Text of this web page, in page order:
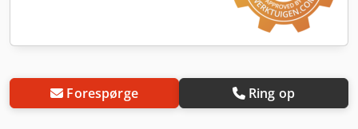
Forespørge Ring op